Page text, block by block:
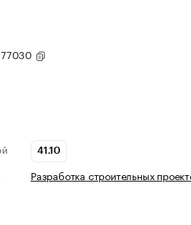
41.10
Разработка строительных